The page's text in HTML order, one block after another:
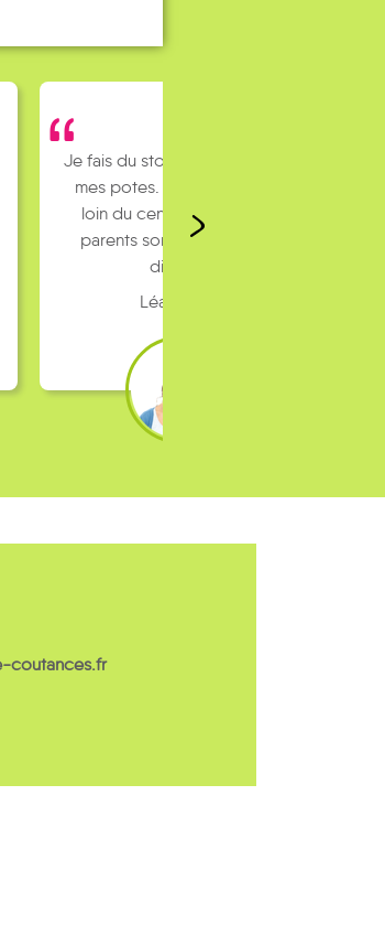
Je fais du stop pour rejoindre
mes potes. J’habite un peu
loin du centre ville et mes
parents sont pas toujours
dispo…
Léa 16 ans
coutances.fr